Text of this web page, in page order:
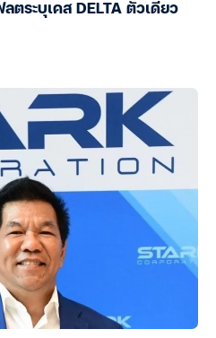
ตระบุเคส DELTA ตัวเดียว